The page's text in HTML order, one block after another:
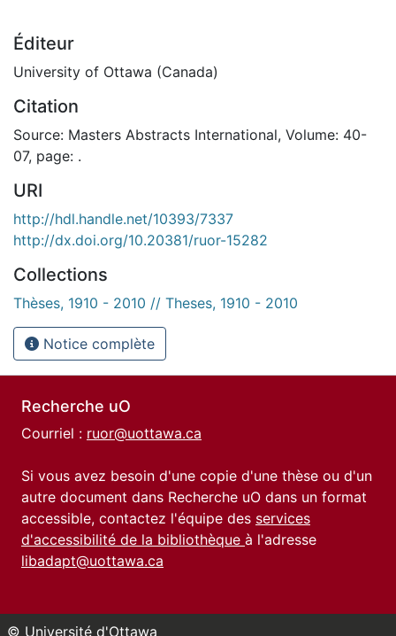
Éditeur
University of Ottawa (Canada)
Citation
Source: Masters Abstracts International, Volume: 40-
07, page: .
URI
http://hdl.handle.net/10393/7337
http://dx.doi.org/10.20381/ruor-15282
Collections
Thèses, 1910 - 2010 // Theses, 1910 - 2010
Notice complète
Recherche uO
Courriel : ruor@uottawa.ca
Si vous avez besoin d'une copie d'une thèse ou d'un
autre document dans Recherche uO dans un format
accessible, contactez l'équipe des services
d'accessibilité de la bibliothèque à l'adresse
libadapt@uottawa.ca
© Université d'Ottawa